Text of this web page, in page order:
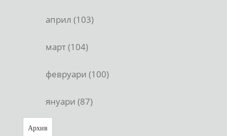
април (103)
март (104)
февруари (100)
януари (87)
Архив